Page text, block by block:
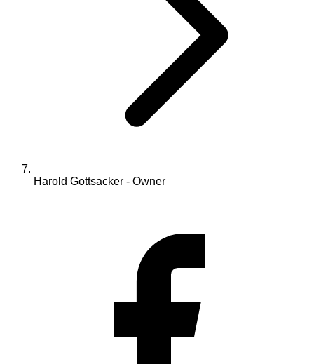
Harold Gottsacker - Owner